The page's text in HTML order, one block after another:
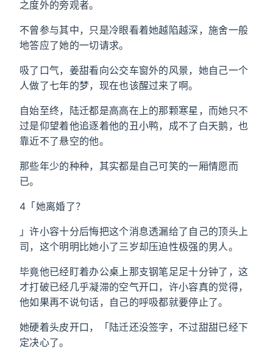
之度外的旁观者。
不曾参与其中，只是冷眼看着她越陷越深，施舍一般
地答应了她的一切请求。
吸了口气，姜甜看向公交车窗外的风景，她自己一个
人做了七年的梦，现在也该醒过来了啊。
自始至终，陆迁都是高高在上的那颗寒星，而她只不
过是仰望着他追逐着他的丑小鸭，成不了白天鹅，也
靠近不了悬空的他。
那些年少的种种，其实都是自己可笑的一厢情愿而
已。
4「她离婚了？
」许小容十分后悔把这个消息透漏给了自己的顶头上
司，这个明明比她小了三岁却压迫性极强的男人。
毕竟他已经盯着办公桌上那支钢笔足足十分钟了，这
才打破已经几乎凝滞的空气开口，许小容真的觉得，
他如果再不说句话，自己的呼吸都就要停止了。
她硬着头皮开口，「陆迁还没签字，不过甜甜已经下
定决心了。